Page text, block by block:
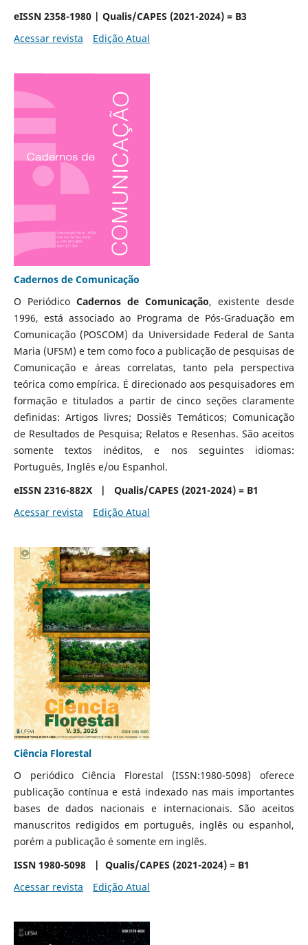
eISSN 2358-1980 | Qualis/CAPES (2021-2024) = B3
Acessar revista
Edição Atual
Cadernos de Comunicação
O Periódico Cadernos de Comunicação, existente desde
1996, está associado ao Programa de Pós-Graduação em
Comunicação (POSCOM) da Universidade Federal de Santa
Maria (UFSM) e tem como foco a publicação de pesquisas de
Comunicação e áreas correlatas, tanto pela perspectiva
teórica como empírica. É direcionado aos pesquisadores em
formação e titulados a partir de cinco seções claramente
definidas: Artigos livres; Dossiês Temáticos; Comunicação
de Resultados de Pesquisa; Relatos e Resenhas. São aceitos
somente textos inéditos, e nos seguintes idiomas:
Português, Inglês e/ou Espanhol.
eISSN 2316-882X | Qualis/CAPES (2021-2024) = B1
Acessar revista
Edição Atual
Ciência Florestal
O periódico Ciência Florestal (ISSN:1980-5098) oferece
publicação contínua e está indexado nas mais importantes
bases de dados nacionais e internacionais. São aceitos
manuscritos redigidos em português, inglês ou espanhol,
porém a publicação é somente em inglês.
ISSN 1980-5098 | Qualis/CAPES (2021-2024) = B1
Acessar revista
Edição Atual